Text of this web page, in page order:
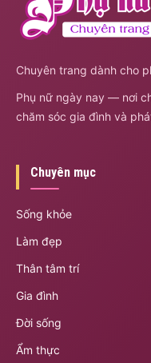
Chuyên trang dành cho
Phụ nữ ngày nay — nơi
chăm sóc gia đình và
Chuyên mục
Sống khỏe
Làm đẹp
Thân tâm trí
Gia đình
Đời sống
Ẩm thực